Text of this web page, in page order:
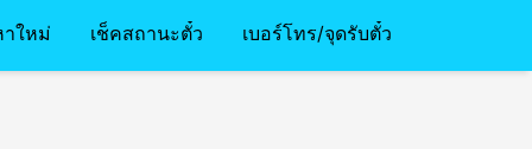
ใหม่ เช็คสถานะตั๋ว เบอร์โทร/จุดรับตั๋ว